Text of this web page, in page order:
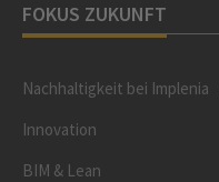
FOKUS ZUKUNFT
Nachhaltigkeit bei Implenia
Innovation
BIM & Lean